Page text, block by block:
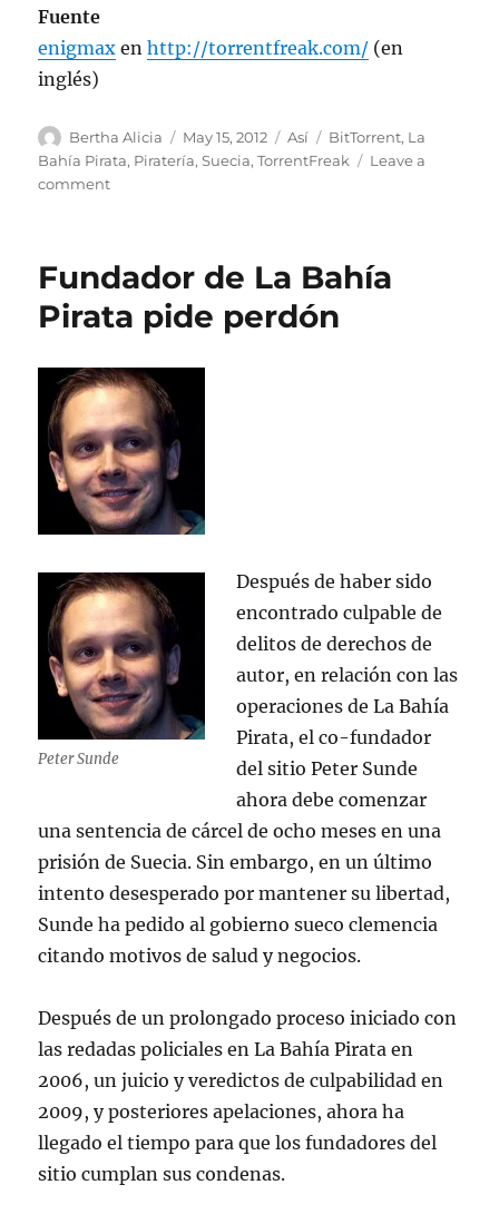
Fuente
enigmax enhttp://torrentfreak.com/ (en
inglés)
Author
Bertha Alicia
Posted
on
May 15, 2012 Categories
Así Tags
BitTorrent, La
Bahía Pirata, Piratería,Suecia,TorrentFreak
Leave a
commenton
Bahía
llevará
caso
al
Tribunal
Europeo
Fundador de La Bahía
Pirata pide perdón
Peter Sunde
Después de haber sido
encontrado culpable de
delitos de derechos de
autor, en relación con las
operaciones de La Bahía
Pirata, el co-fundador
del sitio Peter Sunde
ahora debe comenzar
una sentencia de cárcel de ocho meses en una
prisión de Suecia. Sin embargo, en un último
intento desesperado por mantener su libertad,
Sunde ha pedido al gobierno sueco clemencia
citando motivos de salud y negocios.
Después de un prolongado proceso iniciado con
las redadas policiales en La Bahía Pirata en
2006, un juicio y veredictos de culpabilidad en
2009, y posteriores apelaciones, ahora ha
llegado el tiempo para que los fundadores del
sitio cumplan sus condenas.